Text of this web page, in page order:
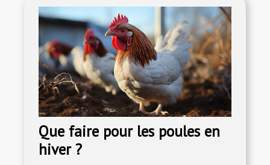
Que faire pour les poules en
hiver ?